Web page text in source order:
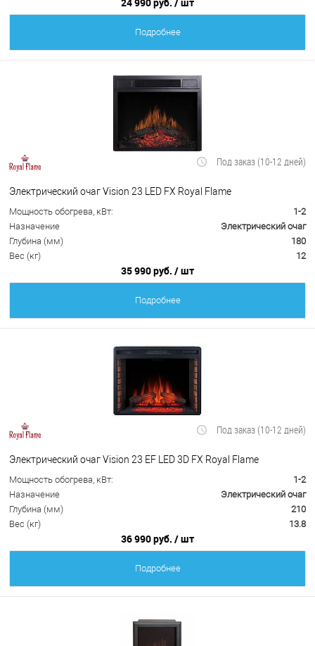
Подробнее
Под заказ (10-12 дней)
Электрический очаг Vision 23 LED FX Royal Flame
Мощность обогрева, кВт:
1-2
Назначение
Электрический очаг
Глубина (мм)
180
Вес (кг)
12
35 990 руб. / шт
Подробнее
Под заказ (10-12 дней)
Электрический очаг Vision 23 EF LED 3D FX Royal Flame
Мощность обогрева, кВт:
1-2
Назначение
Электрический очаг
Глубина (мм)
210
Вес (кг)
13.8
36 990 руб. / шт
Подробнее